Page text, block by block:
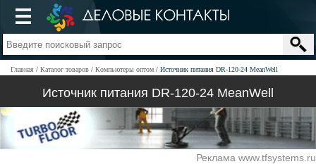
Главная Каталог товаров Компьютеры оптом Источник питания DR-120-24 MeanWell
Источник питания DR-120-24 MeanWell
Реклама www.tfsystems.ru